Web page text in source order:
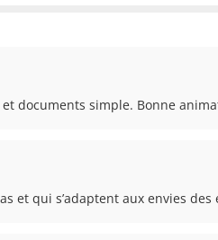
documents simple. Bonne
et qui s’adaptent aux envies